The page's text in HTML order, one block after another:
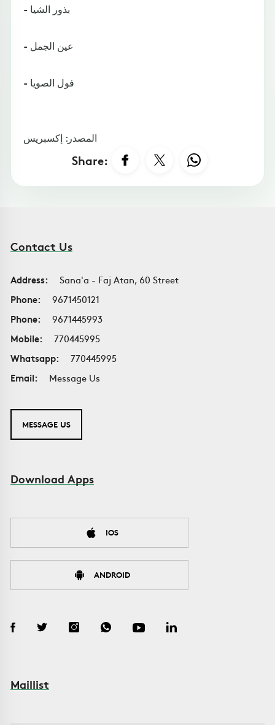
- بذور الشيا
- عين الجمل
- فول الصويا
المصدر: إكسبريس
Share:
Contact Us
Address:
Sana'a - Faj Atan, 60 Street
Phone:
9671450121
Phone:
9671445993
Mobile:
770445995
Whatsapp:
770445995
Email:
Message Us
MESSAGE US
Download Apps
IOS
ANDROID
Maillist